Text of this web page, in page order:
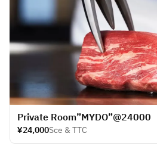
​Private Room”MYDO”@24000
¥24,000Sce & TTC